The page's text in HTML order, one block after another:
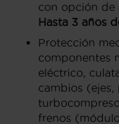
con opción de
Hasta 3 años
Protección
componentes
eléctrico,
cambios (ejes,
frenos